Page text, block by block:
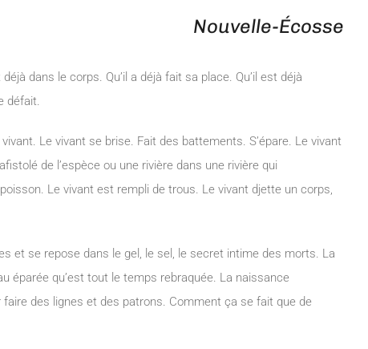
Nouvelle-Écosse
dans le corps. Qu’il a déjà fait sa place. Qu’il est déjà
défait.
Le vivant se brise. Fait des battements. S’épare. Le vivant
de l’espèce ou une rivière dans une rivière qui
Le vivant est rempli de trous. Le vivant djette un corps,
et se repose dans le gel, le sel, le secret intime des morts. La
éparée qu’est tout le temps rebraquée. La naissance
faire des lignes et des patrons. Comment ça se fait que de